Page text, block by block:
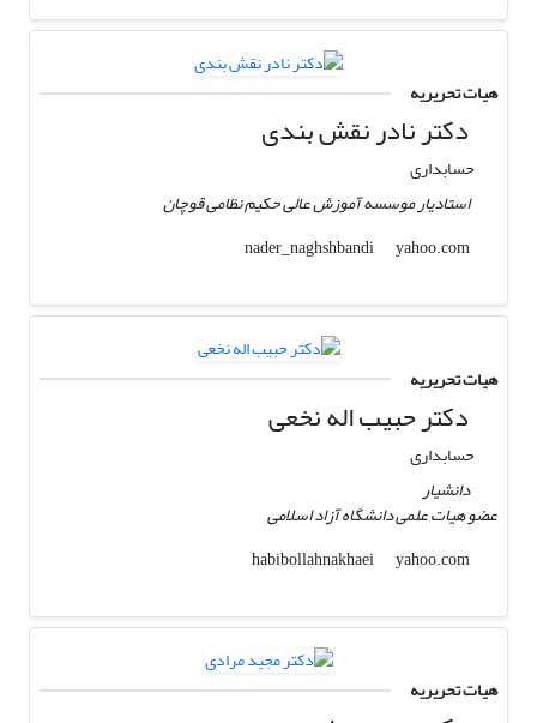
هیات تحریریه
دکتر نادر نقش بندی
حسابداری
استادیار موسسه آموزش عالی حکیم نظامی قوچان
nader_naghshbandi
yahoo.com
هیات تحریریه
دکتر حبیب اله نخعی
حسابداری
دانشیار
عضو هیات علمی دانشگاه آزاد اسلامی
habibollahnakhaei
yahoo.com
هیات تحریریه